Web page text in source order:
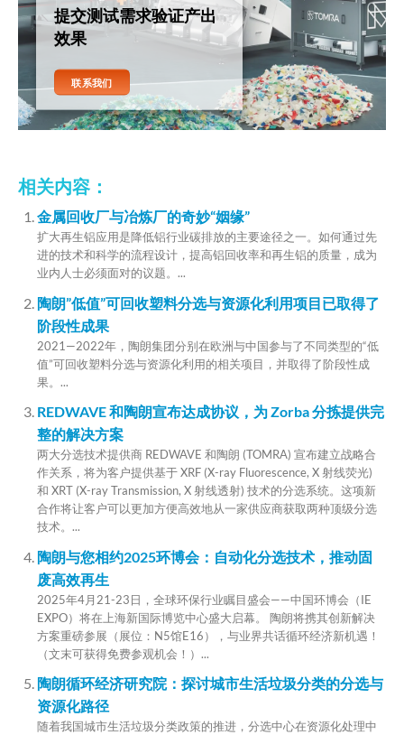
提交测试需求验证产出
效果
联系我们
相关内容：
金属回收厂与冶炼厂的奇妙“姻缘”
扩大再生铝应用是降低铝行业碳排放的主要途径之一。如何通过先
进的技术和科学的流程设计，提高铝回收率和再生铝的质量，成为
业内人士必须面对的议题。...
陶朗”低值”可回收塑料分选与资源化利用项目已取得了
阶段性成果
2021—2022年，陶朗集团分别在欧洲与中国参与了不同类型的“低
值”可回收塑料分选与资源化利用的相关项目，并取得了阶段性成
果。...
REDWAVE 和陶朗宣布达成协议，为 Zorba 分拣提供完
整的解决方案
两大分选技术提供商 REDWAVE 和陶朗 (TOMRA) 宣布建立战略合
作关系，将为客户提供基于 XRF (X-ray Fluorescence, X 射线荧光)
和 XRT (X-ray Transmission, X 射线透射) 技术的分选系统。这项新
合作将让客户可以更加方便高效地从一家供应商获取两种顶级分选
技术。...
陶朗与您相约2025环博会：自动化分选技术，推动固
废高效再生
2025年4月21-23日，全球环保行业瞩目盛会——中国环博会（IE
EXPO）将在上海新国际博览中心盛大启幕。 陶朗将携其创新解决
方案重磅参展（展位：N5馆E16），与业界共话循环经济新机遇！
（文末可获得免费参观机会！）...
陶朗循环经济研究院：探讨城市生活垃圾分类的分选与
资源化路径
随着我国城市生活垃圾分类政策的推进，分选中心在资源化处理中